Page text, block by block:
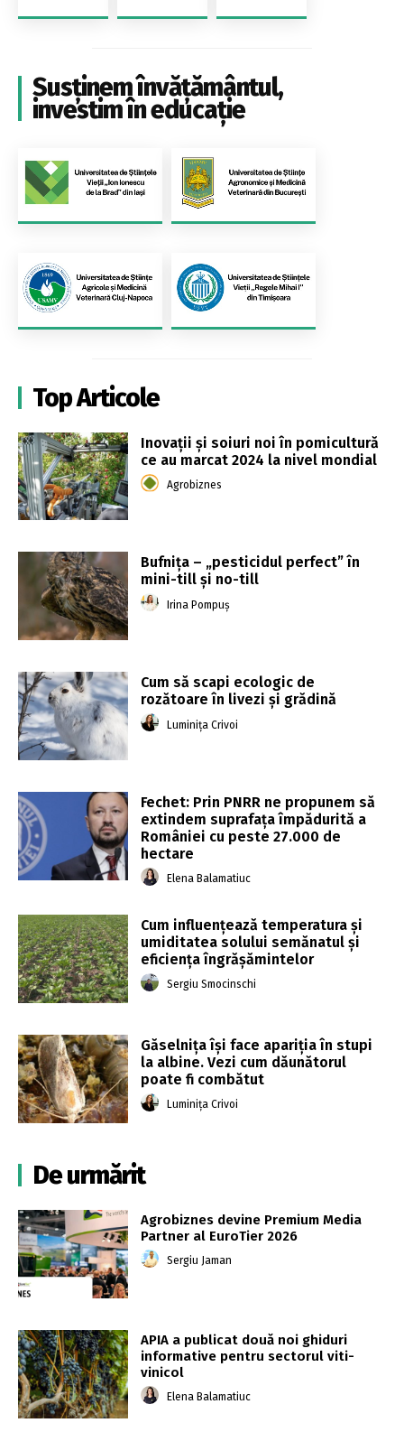
Susținem învățământul,
investim în educație
Top Articole
Inovații și soiuri noi în pomicultură
ce au marcat 2024 la nivel mondial
Agrobiznes
Bufnița – „pesticidul perfect” în
mini-till și no-till
Irina Pompuș
Cum să scapi ecologic de
rozătoare în livezi și grădină
Luminița Crivoi
Fechet: Prin PNRR ne propunem să
extindem suprafaţa împădurită a
României cu peste 27.000 de
hectare
Elena Balamatiuc
Cum influențează temperatura și
umiditatea solului semănatul și
eficiența îngrășămintelor
Sergiu Smocinschi
Găselnița își face apariția în stupi
la albine. Vezi cum dăunătorul
poate fi combătut
Luminița Crivoi
De urmărit
Agrobiznes devine Premium Media
Partner al EuroTier 2026
Sergiu Jaman
APIA a publicat două noi ghiduri
informative pentru sectorul viti-
vinicol
Elena Balamatiuc